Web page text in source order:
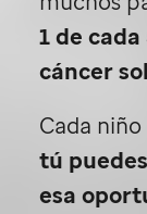
1 de
cáncer
Cada
tú
esa